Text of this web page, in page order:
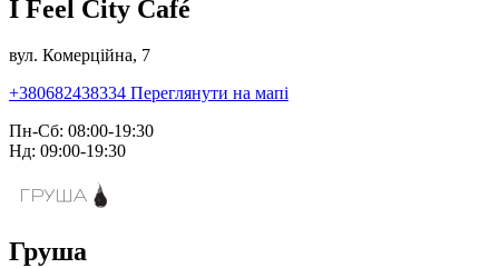
I Feel City Café
вул. Комерційна, 7
+380682438334 Переглянути на мапі
Пн-Сб: 08:00-19:30
Нд: 09:00-19:30
Груша